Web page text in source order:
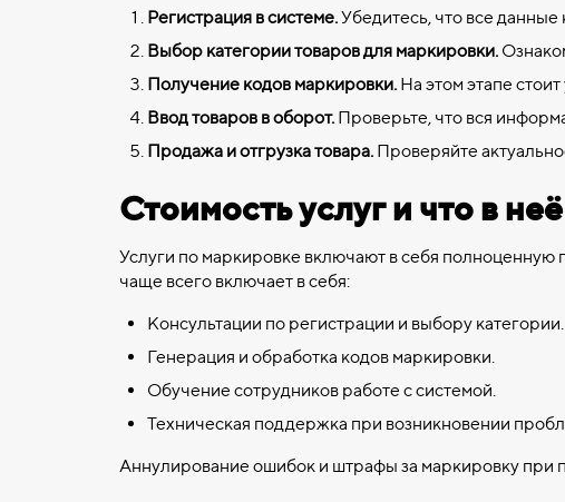
Регистрация в системе.Убедитесь, что все
Выбор категории товаров для маркировки.
Получение кодов маркировки. На этом этапе
Ввод товаров в оборот. Проверьте, что вся
Продажа и отгрузка товара. Проверяйте
Стоимость услуг и что в
Услуги по маркировке включают в себя полноценную
чаще всего включает в себя:
Консультации по регистрации и выбору категории.
Генерация и обработка кодов маркировки.
Обучение сотрудников работе с системой.
Техническая поддержка при возникновении
Аннулирование ошибок и штрафы за маркировку при